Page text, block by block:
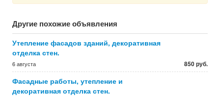
Другие похожие объявления
Утепление фасадов зданий, декоративная
отделка стен.
6 августа 850 руб.
Фасадные работы, утепление и
декоративная отделка стен.